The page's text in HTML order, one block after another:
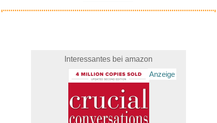
Interessantes bei amazon
Anzeige